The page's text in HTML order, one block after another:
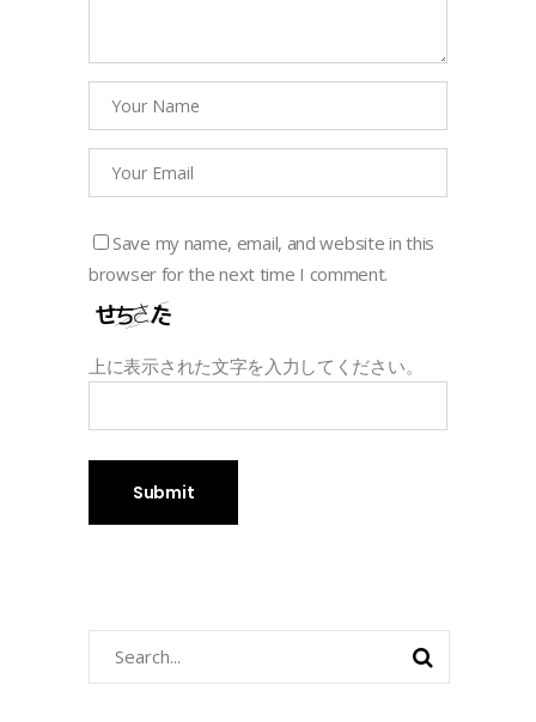
Save my name, email, and website in this
browser for the next time I comment.
上に表示された文字を入力してください。